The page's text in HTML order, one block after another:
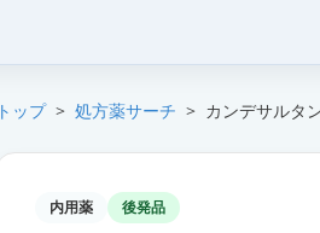
トップ > 処方薬サーチ > カンデサルタ
内用薬 後発品